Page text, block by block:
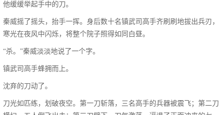
他缓缓举起手中的刀。
秦威摇了摇头，抬手一挥。身后数十名镇武司高手齐刷刷地拔出兵刃，
寒光在夜风中闪烁，将整个院子照得如同白昼。
“杀。”秦威淡淡地说了一个字。
镇武司高手蜂拥而上。
沈弃的刀动了。
刀光如匹练，划破夜空。第一刀斩落，三名高手的兵器被震飞；第二刀